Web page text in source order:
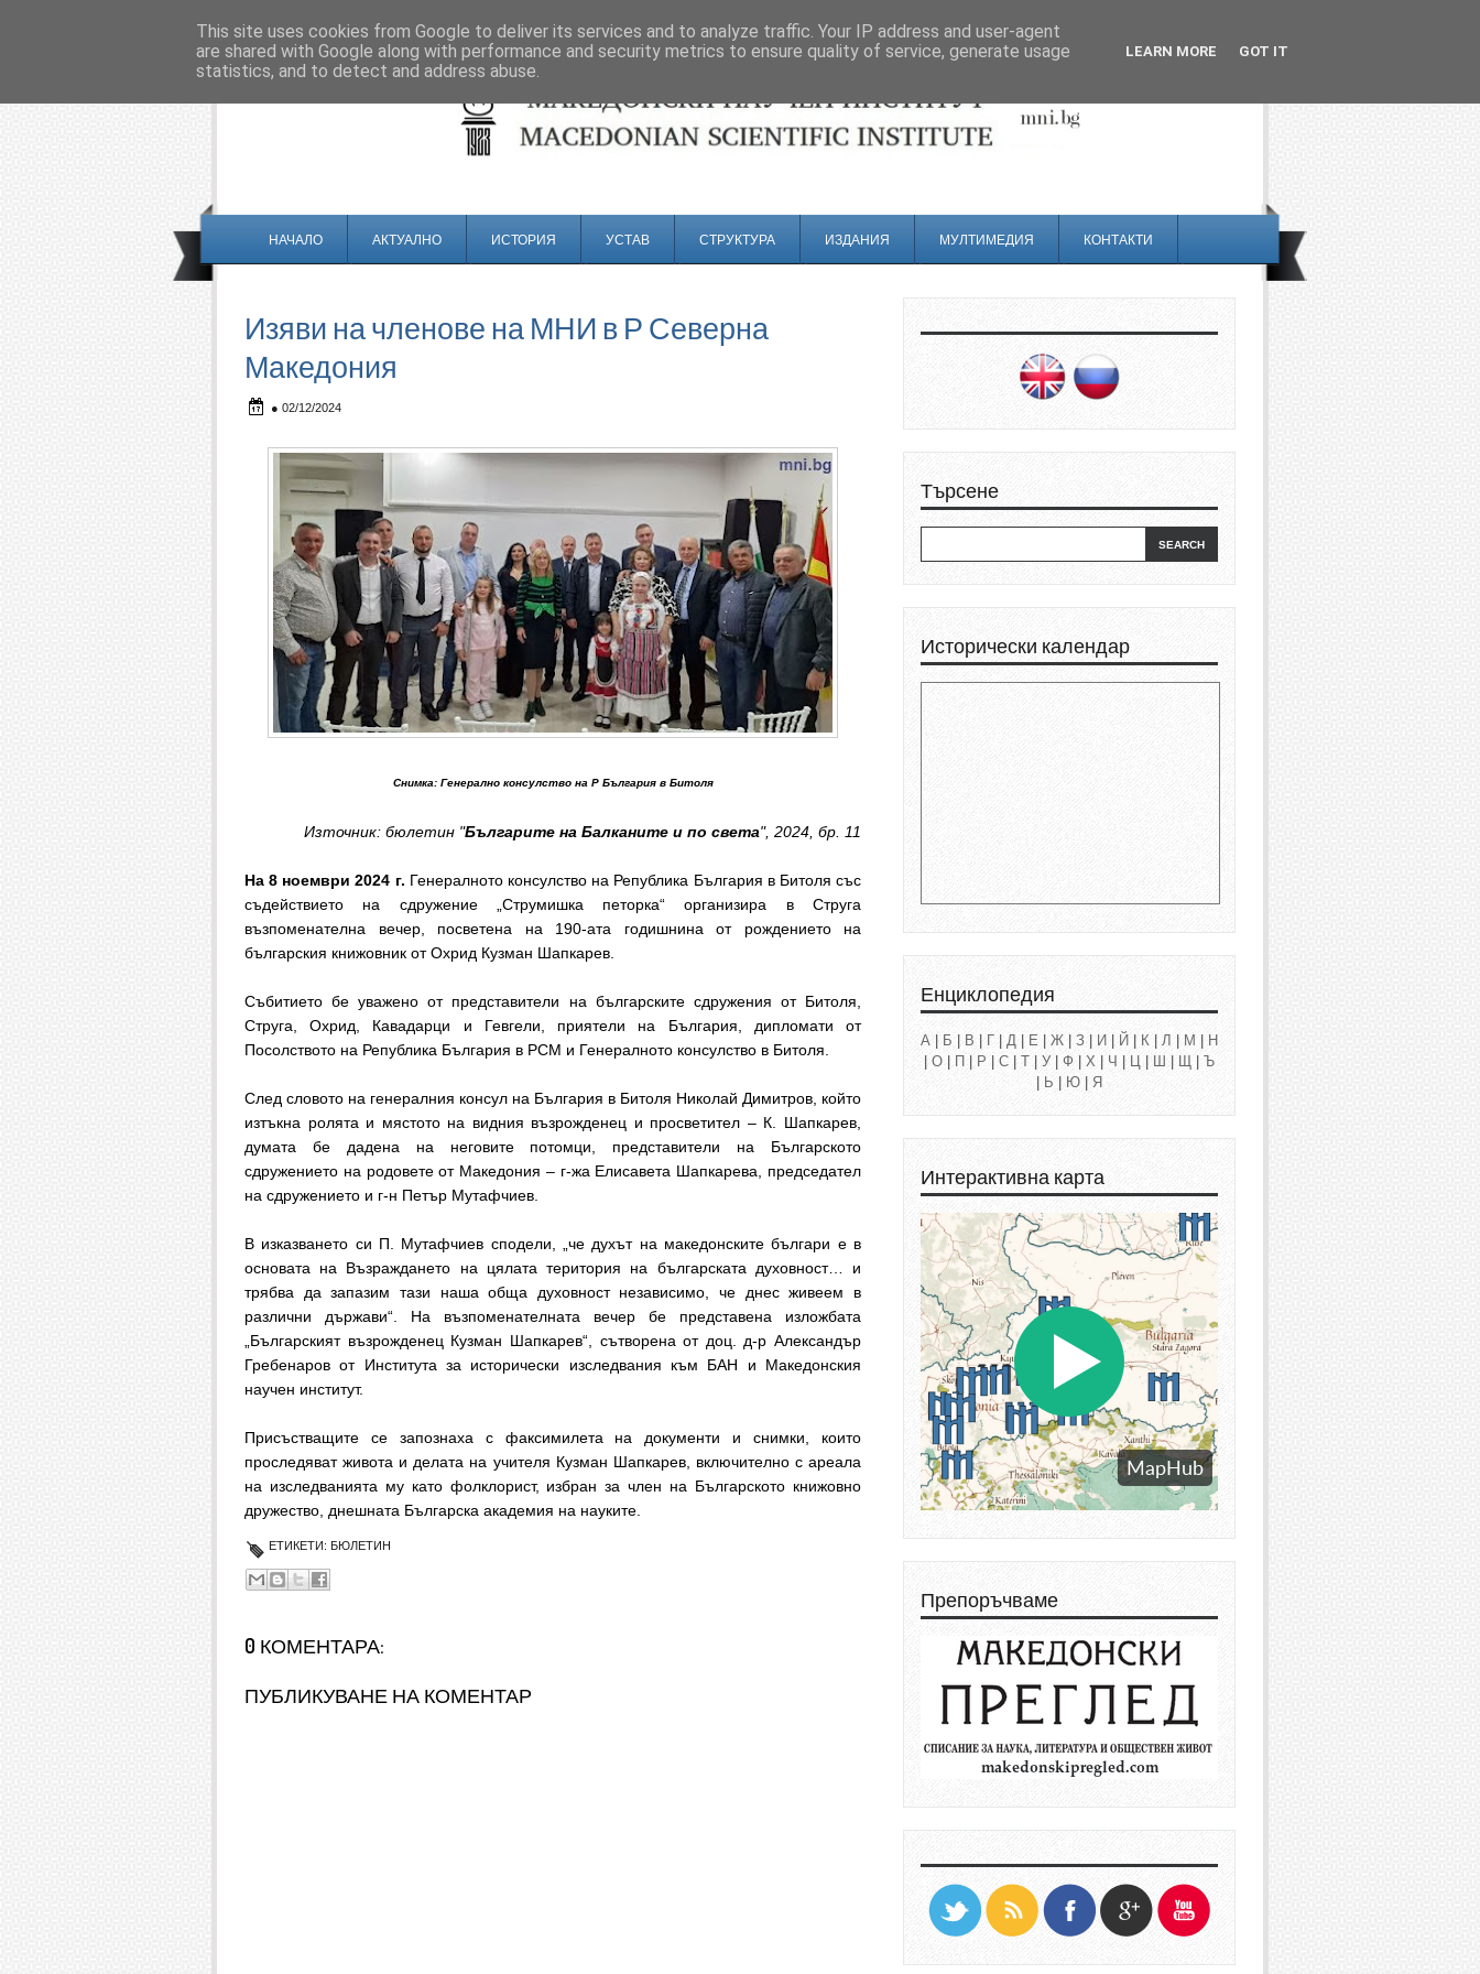
НАЧАЛО АКТУАЛНО ИСТОРИЯ УСТАВ СТРУКТУРА ИЗДАНИЯ МУЛТИМЕДИЯ КОНТАКТИ
Изяви на членове на МНИ в Р Северна
Македония
● 02/12/2024
Снимка: Генерално консулство на Р България в Битоля
Източник: бюлетин "Българите на Балканите и по света", 2024, бр. 11
На 8 ноември 2024 г. Генералното консулство на Република България в Битоля със
съдействието на сдружение „Струмишка петорка“ организира в Струга
възпоменателна вечер, посветена на 190-ата годишнина от рождението на
българския книжовник от Охрид Кузман Шапкарев.
Събитието бе уважено от представители на българските сдружения от Битоля,
Струга, Охрид, Кавадарци и Гевгели, приятели на България, дипломати от
Посолството на Република България в РСМ и Генералното консулство в Битоля.
След словото на генералния консул на България в Битоля Николай Димитров, който
изтъкна ролята и мястото на видния възрожденец и просветител – К. Шапкарев,
думата бе дадена на неговите потомци, представители на Българското
сдружението на родовете от Македония – г-жа Елисавета Шапкарева, председател
на сдружението и г-н Петър Мутафчиев.
В изказването си П. Мутафчиев сподели, „че духът на македонските българи е в
основата на Възраждането на цялата територия на българската духовност… и
трябва да запазим тази наша обща духовност независимо, че днес живеем в
различни държави“. На възпоменателната вечер бе представена изложбата
„Българският възрожденец Кузман Шапкарев“, сътворена от доц. д-р Александър
Гребенаров от Института за исторически изследвания към БАН и Македонския
научен институт.
Присъстващите се запознаха с факсимилета на документи и снимки, които
проследяват живота и делата на учителя Кузман Шапкарев, включително с ареала
на изследванията му като фолклорист, избран за член на Българското книжовно
дружество, днешната Българска академия на науките.
ЕТИКЕТИ: БЮЛЕТИН
0 КОМЕНТАРА:
ПУБЛИКУВАНЕ НА КОМЕНТАР
Търсене
Исторически календар
Енциклопедия
А Б В Г Д Е Ж З И Й К Л М
Н
О П Р С Т У Ф Х Ч Ц Ш Щ
Ъ
Ь Ю Я
Интерактивна карта
Препоръчваме
This site uses cookies from Google to deliver its services and to analyze traffic. Your IP address and user-agent
are shared with Google along with performance and security metrics to ensure quality of service, generate usage
statistics, and to detect and address abuse.
LEARN MORE GOT IT